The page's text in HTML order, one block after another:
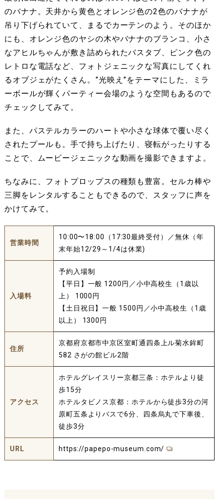
のバナナ。天井から黄色とオレンジ色の2色のバナナが
吊り下げられていて、まるでカーテンのよう。そのほか
にも、オレンジ色のヤシの木やバナナのブランコ、小さ
なアヒルちゃんが敷き詰められたバスタブ、ピンク色の
レトロな電話など、フォトジェニックな写真にしてくれ
るオブジェがたくさん。”光映え”をテーマにした、ミラ
ーボールが輝くパーティー会場のような空間もあるので
チェックしてみて。
また、パステルカラーのハートや小さな球体で覆い尽く
されたプールも。手で持ち上げたり、寝転がったりする
ことで、ムービージェニックな動画を撮影できますよ。
ちなみに、フォトプロップスの種類も豊富。セルカ棒や
三脚をレンタルすることもできるので、スタッフに声を
かけてみて。
営業時間
10:00〜18:00（17:30最終受付）／無休（年
末年始12/29～1/4は休業)
入場料
予約入場制
【平日】一般 1200円／小中高校生（1歳以
上） 1000円
【土日祝日】一般 1500円／小中高校生（1歳
以上） 1300円
住所
京都府京都市中京区室町通四条上ル菊水鉾町
582 さがの館ビル2階
アクセス
ホテルグレイスリー京都三条：ホテルより徒
歩15分
ホテルタビノス京都：ホテルから徒歩3分の河
原町五条よりバスで6分、四条烏丸で下車後、
徒歩3分
URL https://papepo-museum.com/